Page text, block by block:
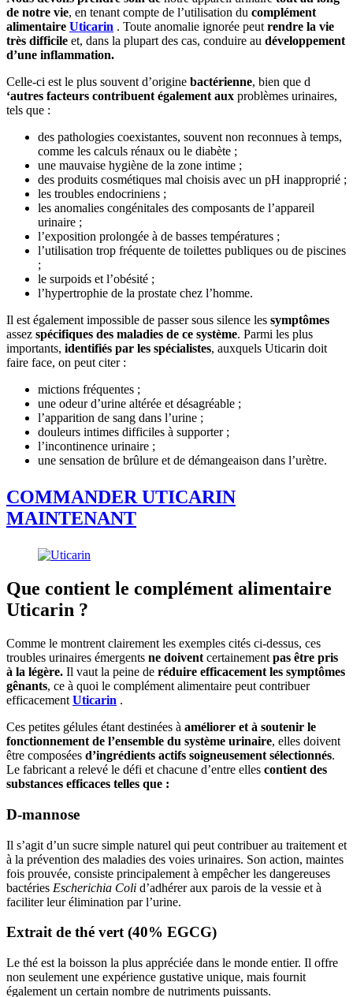
de notre vie, en tenant compte de l’utilisation du complément
alimentaire Uticarin . Toute anomalie ignorée peutrendre la vie
très difficile et, dans la plupart des cas, conduire au développement
d’une inflammation.
Celle-ci est le plus souvent d’origine bactérienne, bien que d
‘autres facteurs contribuent également aux problèmes urinaires,
tels que :
des pathologies coexistantes, souvent non reconnues à temps,
comme les calculs rénaux ou le diabète ;
une mauvaise hygiène de la zone intime ;
des produits cosmétiques mal choisis avec un pH inapproprié ;
les troubles endocriniens ;
les anomalies congénitales des composants de l’appareil
urinaire ;
l’exposition prolongée à de basses températures ;
l’utilisation trop fréquente de toilettes publiques ou de piscines
;
le surpoids et l’obésité ;
l’hypertrophie de la prostate chez l’homme.
Il est également impossible de passer sous silence les symptômes
assez spécifiques des maladies de ce système. Parmi les plus
importants, identifiés par les spécialistes, auxquels Uticarin doit
faire face, on peut citer :
mictions fréquentes ;
une odeur d’urine altérée et désagréable ;
l’apparition de sang dans l’urine ;
douleurs intimes difficiles à supporter ;
l’incontinence urinaire ;
une sensation de brûlure et de démangeaison dans l’urètre.
COMMANDER UTICARIN
MAINTENANT
Que contient le complément alimentaire
Uticarin ?
Comme le montrent clairement les exemples cités ci-dessus, ces
troubles urinaires émergents ne doivent certainement pas être pris
à la légère. Il vaut la peine de réduire efficacement les symptômes
gênants, ce à quoi le complément alimentaire peut contribuer
efficacement Uticarin .
Ces petites gélules étant destinées à améliorer et à soutenir le
fonctionnement de l’ensemble du système urinaire, elles doivent
être composées d’ingrédients actifs soigneusement sélectionnés.
Le fabricant a relevé le défi et chacune d’entre elles contient des
substances efficaces telles que :
D-mannose
Il s’agit d’un sucre simple naturel qui peut contribuer au traitement et
à la prévention des maladies des voies urinaires. Son action, maintes
fois prouvée, consiste principalement à empêcher les dangereuses
bactéries Escherichia Coli d’adhérer aux parois de la vessie et à
faciliter leur élimination par l’urine.
Extrait de thé vert (40% EGCG)
Le thé est la boisson la plus appréciée dans le monde entier. Il offre
non seulement une expérience gustative unique, mais fournit
également un certain nombre de nutriments puissants.